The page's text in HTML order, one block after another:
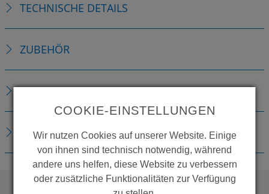
TECHNISCHE DETAILS
ZUBEHÖR
ERSATZTEILE
DOWNLOADS
COOKIE-EINSTELLUNGEN
Wir nutzen Cookies auf unserer Website. Einige
von ihnen sind technisch notwendig, während
andere uns helfen, diese Website zu verbessern
oder zusätzliche Funktionalitäten zur Verfügung